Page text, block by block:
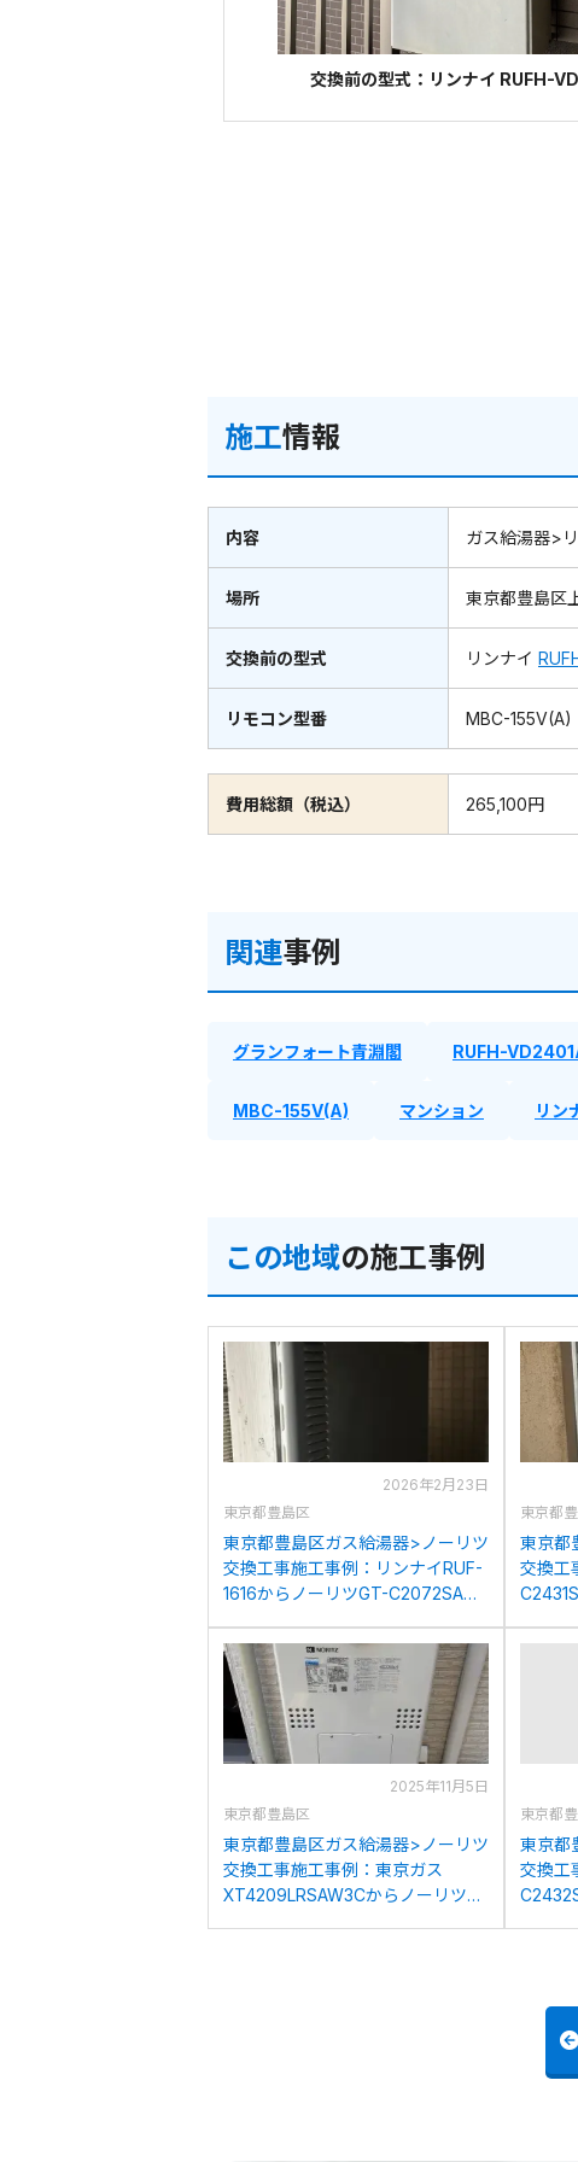
交換前の型式：リンナイ RUFH-
施工情報
内容 ガス給湯器>
場所 東京都豊島区
交換前の型式 リンナイ
リモコン型番 MBC-155V(A)
費用総額（税込） 265,100円
関連事例
グランフォート青淵閣 RUFH-
MBC-155V(A) マンション リン
この地域の施工事例
2026年2月23日
東京都豊島区
東京都豊島区ガス給湯器>ノーリツ
交換工事施工事例：リンナイRUF-
1616からノーリツGT-C2072SAW
東京都
東京都
交換工
2025年11月5日
東京都豊島区
東京都豊島区ガス給湯器>ノーリツ
交換工事施工事例：東京ガス
XT4209LRSAW3Cからノーリツ
東京都
東京都
交換工